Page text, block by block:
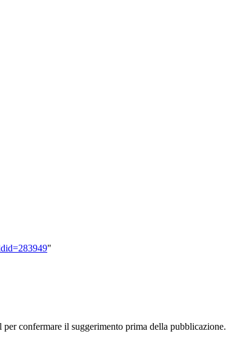
"
confermare il suggerimento prima della pubblicazione.